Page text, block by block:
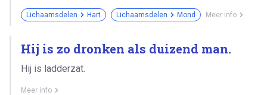
Lichaamsdelen Hart Lichaamsdelen Mond Meer info
Hij is zo dronken als duizend man.
Hij is ladderzat.
Meer info